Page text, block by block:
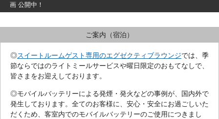
画 公開中！
ご案内（宿泊）
◎スイートルームゲスト専用のエグゼクティブラウンジでは、季
節ならではのライトミールサービスや曜日限定のおもてなしで、
皆さまをお迎えしております。
◎モバイルバッテリーによる発煙・発火などの事例が、国内外で
発生しております。全てのお客様に、安心・安全にお過ごしいた
だくため、客室内でのモバイルバッテリーのご使用につきまし